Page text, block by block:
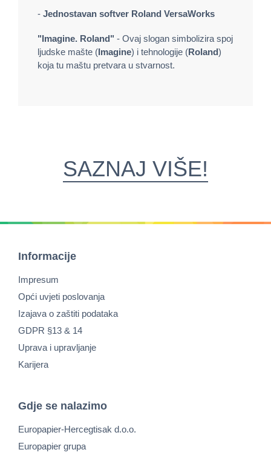
- Jednostavan softver Roland VersaWorks
"Imagine. Roland" - Ovaj slogan simbolizira spoj
ljudske mašte (Imagine) i tehnologije (Roland)
koja tu maštu pretvara u stvarnost.
SAZNAJ VIŠE!
Informacije
Impresum
Opći uvjeti poslovanja
Izajava o zaštiti podataka
GDPR §13 & 14
Uprava i upravljanje
Karijera
Gdje se nalazimo
Europapier-Hercegtisak d.o.o.
Europapier grupa